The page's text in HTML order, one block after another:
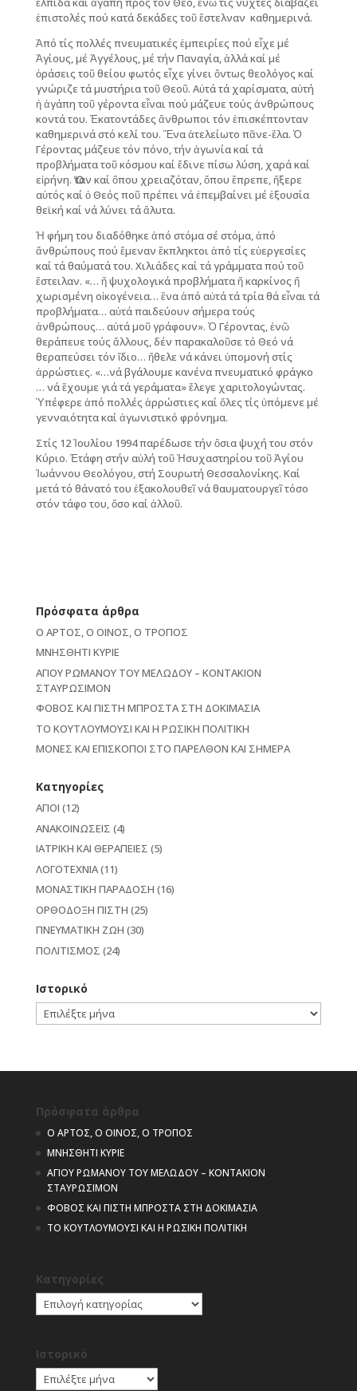
ἐπιστολές πού κατά δεκάδες τοῦ ἔστελναν καθημερινά.
Ἀπό τίς πολλές πνευματικές ἐμπειρίες πού εἶχε μέ
Ἁγίους, μέ Ἀγγέλους, μέ τήν Παναγία, ἀλλά καί μέ
ὁράσεις τοῦ θείου φωτός εἶχε γίνει ὄντως θεολόγος καί
γνώριζε τά μυστήρια τοῦ Θεοῦ. Αὐτά τά χαρίσματα, αὐτή
ἡ ἀγάπη τοῦ γέροντα εἶναι πού μάζευε τούς ἀνθρώπους
κοντά του. Ἑκατοντάδες ἄνθρωποι τόν ἐπισκέπτονταν
καθημερινά στό κελί του. Ἕνα ἀτελείωτο πᾶνε-ἔλα. Ὁ
Γέροντας μάζευε τόν πόνο, τήν ἀγωνία καί τά
προβλήματα τοῦ κόσμου καί ἔδινε πίσω λύση, χαρά καί
εἰρήνη. Ὅταν καί ὅπου χρειαζόταν, ὅπου ἔπρεπε, ἤξερε
αὐτός καί ὁ Θεός ποῦ πρέπει νά ἐπεμβαίνει μέ ἐξουσία
θεϊκή καί νά λύνει τά ἄλυτα.
Ἡ φήμη του διαδόθηκε ἀπό στόμα σέ στόμα, ἀπό
ἄνθρώπους πού ἔμεναν ἔκπληκτοι ἀπό τίς εὐεργεσίες
καί τά θαύματά του. Χιλιάδες καί τά γράμματα πού τοῦ
ἔστειλαν. «… ἤ ψυχολογικά προβλήματα ἤ καρκίνος ἤ
χωρισμένη οἰκογένεια… ἕνα ἀπό αὐτά τά τρία θά εἶναι τά
προβλήματα… αὐτά παιδεύουν σήμερα τούς
ἀνθρώπους… αὐτά μοῦ γράφουν». Ὁ Γέροντας, ἐνῶ
θεράπευε τούς ἄλλους, δέν παρακαλοῦσε τό Θεό νά
θεραπεύσει τόν ἴδιο… ἤθελε νά κάνει ὑπομονή στίς
ἀρρώστιες. «…νά βγάλουμε κανένα πνευματικό φράγκο
… νά ἔχουμε γιά τά γεράματα» ἔλεγε χαριτολογώντας.
Ὑπέφερε ἀπό πολλές ἀρρώστιες καί ὅλες τίς ὑπόμενε μέ
γενναιότητα καί ἀγωνιστικό φρόνημα.
Στίς 12 Ἰουλίου 1994 παρέδωσε τήν ὅσια ψυχή του στόν
Κύριο. Ἐτάφη στήν αὐλή τοῦ Ἡσυχαστηρίου τοῦ Ἁγίου
Ἰωάννου Θεολόγου, στή Σουρωτή Θεσσαλονίκης. Καί
μετά τό θάνατό του ἐξακολουθεῖ νά θαυματουργεῖ τόσο
στόν τάφο του, ὅσο καί ἀλλοῦ.
Πρόσφατα άρθρα
Ο ΑΡΤΟΣ, Ο ΟΙΝΟΣ, Ο ΤΡΟΠΟΣ
ΜΝΗΣΘΗΤΙ ΚΥΡΙΕ
ΑΓΙΟΥ ΡΩΜΑΝΟΥ ΤΟΥ ΜΕΛΩΔΟΥ – ΚΟΝΤΑΚΙΟΝ
ΣΤΑΥΡΩΣΙΜΟΝ
ΦΟΒΟΣ ΚΑΙ ΠΙΣΤΗ ΜΠΡΟΣΤΑ ΣΤΗ ΔΟΚΙΜΑΣΙΑ
ΤΟ ΚΟΥΤΛΟΥΜΟΥΣΙ ΚΑΙ Η ΡΩΣΙΚΗ ΠΟΛΙΤΙΚΗ
ΜΟΝΕΣ ΚΑΙ ΕΠΙΣΚΟΠΟΙ ΣΤΟ ΠΑΡΕΛΘΟΝ ΚΑΙ ΣΗΜΕΡΑ
Kατηγορίες
ΑΓΙΟΙ (12)
ΑΝΑΚΟΙΝΩΣΕΙΣ (4)
ΙΑΤΡΙΚΗ ΚΑΙ ΘΕΡΑΠΕΙΕΣ (5)
ΛΟΓΟΤΕΧΝΙΑ(11)
ΜΟΝΑΣΤΙΚΗ ΠΑΡΑΔΟΣΗ (16)
ΟΡΘΟΔΟΞΗ ΠΙΣΤΗ (25)
ΠΝΕΥΜΑΤΙΚΗ ΖΩΗ (30)
ΠΟΛΙΤΙΣΜΟΣ (24)
Ιστορικό
Ιστορικό
Πρόσφατα άρθρα
Ο ΑΡΤΟΣ, Ο ΟΙΝΟΣ, Ο ΤΡΟΠΟΣ
ΜΝΗΣΘΗΤΙ ΚΥΡΙΕ
ΑΓΙΟΥ ΡΩΜΑΝΟΥ ΤΟΥ ΜΕΛΩΔΟΥ – ΚΟΝΤΑΚΙΟΝ
ΣΤΑΥΡΩΣΙΜΟΝ
ΦΟΒΟΣ ΚΑΙ ΠΙΣΤΗ ΜΠΡΟΣΤΑ ΣΤΗ ΔΟΚΙΜΑΣΙΑ
ΤΟ ΚΟΥΤΛΟΥΜΟΥΣΙ ΚΑΙ Η ΡΩΣΙΚΗ ΠΟΛΙΤΙΚΗ
Kατηγορίες
Kατηγορίες
Ιστορικό
Ιστορικό